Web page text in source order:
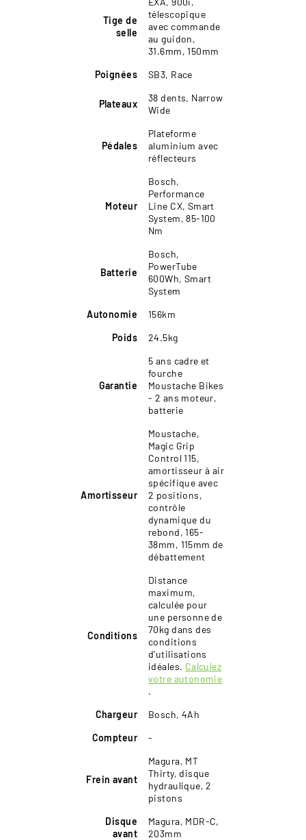
Tige de
selle
télescopique
avec commande
au guidon,
31.6mm, 150mm
Poignées
SB3, Race
Plateaux
38 dents, Narrow
Wide
Pédales
Plateforme
aluminium avec
réflecteurs
Moteur
Bosch,
Performance
Line CX, Smart
System, 85-100
Nm
Batterie
Bosch,
PowerTube
600Wh, Smart
System
Autonomie
156km
Poids
24.5kg
Garantie
5 ans cadre et
fourche
Moustache Bikes
- 2 ans moteur,
batterie
Amortisseur
Moustache,
Magic Grip
Control 115,
amortisseur à air
spécifique avec
2 positions,
contrôle
dynamique du
rebond, 165-
38mm, 115mm de
débattement
Conditions
Distance
maximum,
calculée pour
une personne de
70kg dans des
conditions
d'utilisations
idéales. Calculez
votre autonomie
.
Chargeur
Bosch, 4Ah
Compteur
-
Frein avant
Magura, MT
Thirty, disque
hydraulique, 2
pistons
Disque
avant
Magura, MDR-C,
203mm